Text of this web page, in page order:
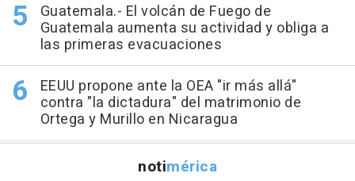
Guatemala.- El volcán de Fuego de
Guatemala aumenta su actividad y obliga a
las primeras evacuaciones
EEUU propone ante la OEA "ir más allá"
contra "la dictadura" del matrimonio de
Ortega y Murillo en Nicaragua
notimérica